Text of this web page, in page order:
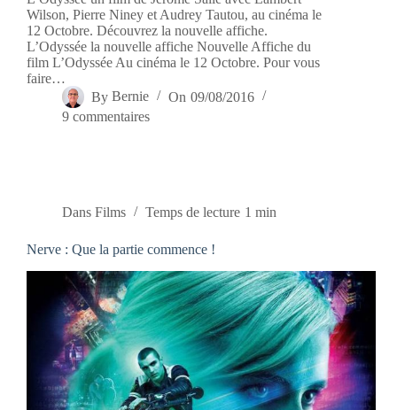
Wilson, Pierre Niney et Audrey Tautou, au cinéma le
12 Octobre. Découvrez la nouvelle affiche.
L’Odyssée la nouvelle affiche Nouvelle Affiche du
film L’Odyssée Au cinéma le 12 Octobre. Pour vous
faire…
By Bernie On 09/08/2016
9 commentaires
Dans Films Temps de lecture 1 min
Nerve : Que la partie commence !